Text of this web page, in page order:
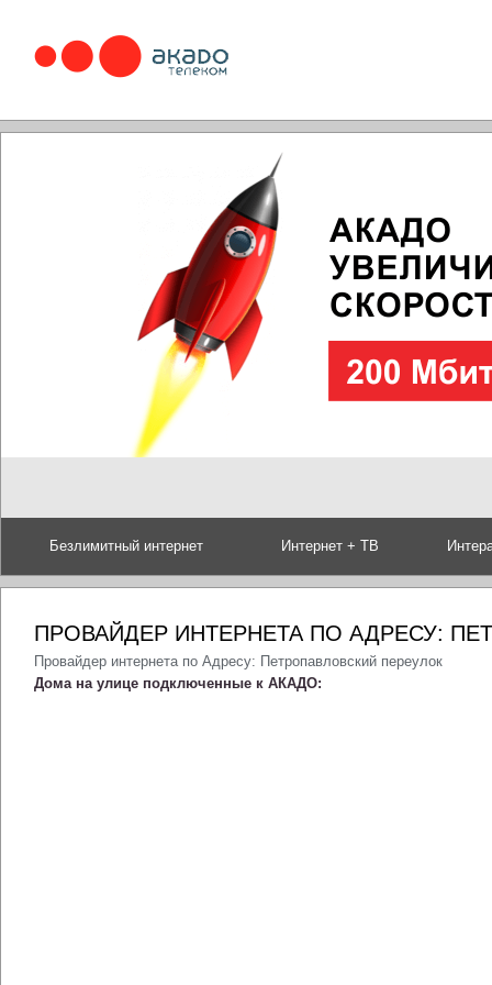
Безлимитный интернет Интернет + ТВ
ПРОВАЙДЕР ИНТЕРНЕТА ПО АДРЕСУ:
Провайдер интернета по Адресу: Петропавловский переулок
Дома на улице подключенные к АКАДО: